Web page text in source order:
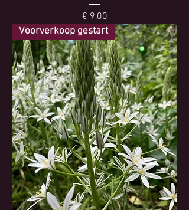
Prijs
€ 9,00
Voorverkoop gestart